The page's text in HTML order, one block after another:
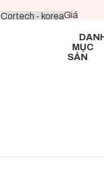
Cortech - koreaGiá
MỤC
SẢN